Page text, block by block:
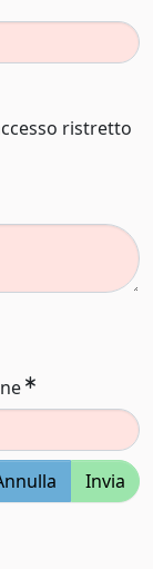
ristretto
Invia